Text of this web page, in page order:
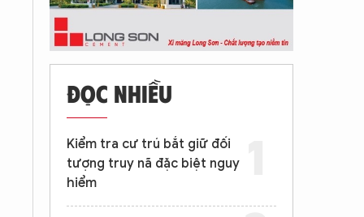
ĐỌC NHIỀU
Kiểm tra cư trú bắt giữ đối
tượng truy nã đặc biệt nguy
hiểm